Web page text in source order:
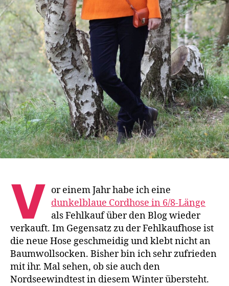
V or einem Jahr habe ich eine
dunkelblaue Cordhose in 6/8-Länge
als Fehlkauf über den Blog wieder
verkauft. Im Gegensatz zu der Fehlkaufhose ist
die neue Hose geschmeidig und klebt nicht an
Baumwollsocken. Bisher bin ich sehr zufrieden
mit ihr. Mal sehen, ob sie auch den
Nordseewindtest in diesem Winter übersteht.